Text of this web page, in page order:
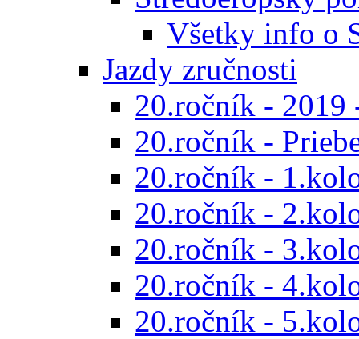
Všetky info o
Jazdy zručnosti
20.ročník - 2019
20.ročník -
20.ročník -
20.ročník -
20.ročník -
20.ročník -
20.ročník -